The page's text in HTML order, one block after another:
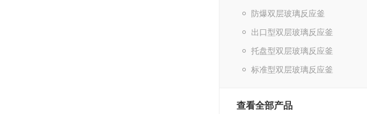
防爆双层玻璃反应釜
出口型双层玻璃反应釜
托盘型双层玻璃反应釜
标准型双层玻璃反应釜
查看全部产品